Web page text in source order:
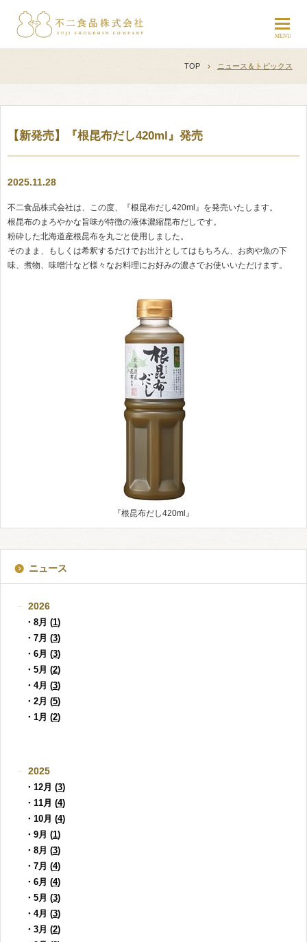
TOP ニュース＆トピックス
【新発売】『根昆布だし420ml』発売
2025.11.28
不二食品株式会社は、この度、『根昆布だし420ml』を発売いたします。
根昆布のまろやかな旨味が特徴の液体濃縮昆布だしです。
粉砕した北海道産根昆布を丸ごと使用しました。
そのまま、もしくは希釈するだけでお出汁としてはもちろん、お肉や魚の下
味、煮物、味噌汁など様々なお料理にお好みの濃さでお使いいただけます。
『根昆布だし420ml』
ニュース
2026
・8月 (1)
・7月 (3)
・6月 (3)
・5月 (2)
・4月 (3)
・2月 (5)
・1月 (2)
2025
・12月 (3)
・11月 (4)
・10月 (4)
・9月 (1)
・8月 (3)
・7月 (4)
・6月 (4)
・5月 (3)
・4月 (3)
・3月 (2)